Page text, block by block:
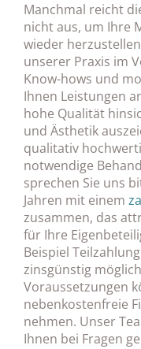
Manchmal reicht
nicht aus, um Ihre
wieder
unserer Praxis im
Know-hows und
Ihnen Leistungen
hohe Qualität
und Ästhetik
qualitativ
notwendige
sprechen Sie uns
Jahren mit einem
zusammen, das
für Ihre
Beispiel
zinsgünstig
Voraussetzungen
nebenkostenfreie
nehmen. Unser
Ihnen bei Fragen